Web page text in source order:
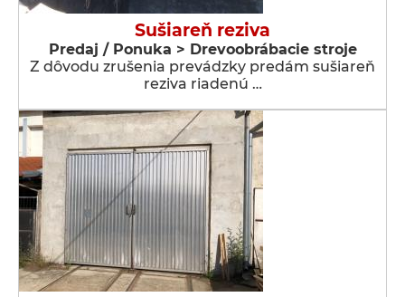
Sušiareň reziva
Predaj / Ponuka > Drevoobrábacie stroje
Z dôvodu zrušenia prevádzky predám sušiareň
reziva riadenú …